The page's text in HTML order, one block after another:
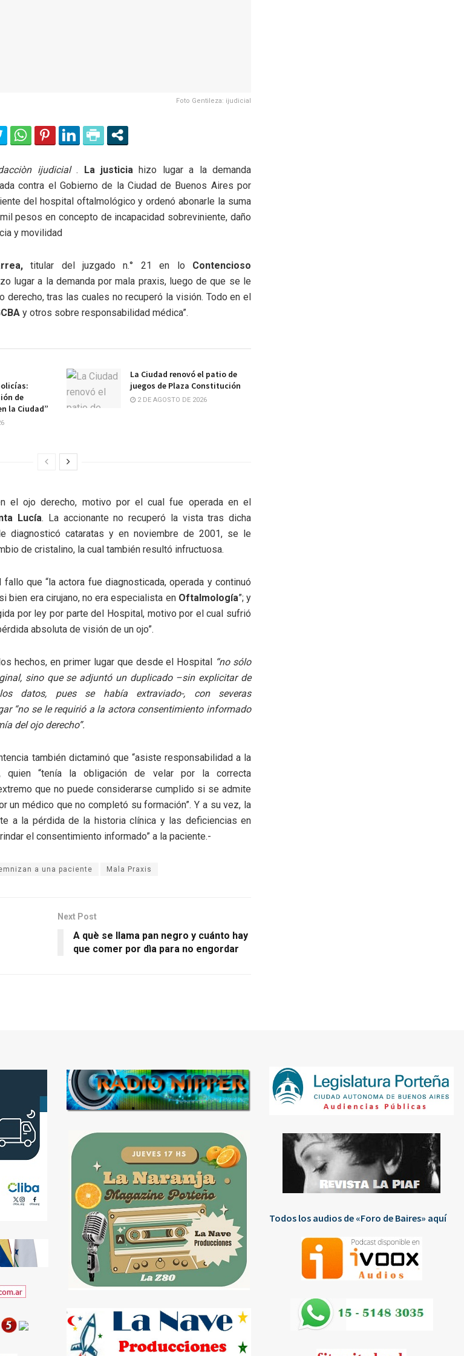
Foto Gentileza: ijudicial
ijudicial. La justicia hizo lugar a la demanda
contra el Gobierno de la Ciudad de Buenos Aires por
del hospital oftalmológico y ordenó abonarle la suma
pesos en concepto de incapacidad sobreviniente, daño
y movilidad
titular del juzgado n.° 21 en lo Contencioso
lugar a la demanda por mala praxis, luego de que se le
derecho, tras las cuales no recuperó la visión. Todo en el
y otros sobre responsabilidad médica”.
de
la Ciudad”
La Ciudad renovó el patio de
juegos de Plaza Constitución
2 DE AGOSTO DE 2026
el ojo derecho, motivo por el cual fue operada en el
Lucía. La accionante no recuperó la vista tras dicha
diagnosticó cataratas y en noviembre de 2001, se le
de cristalino, la cual también resultó infructuosa.
fallo que “la actora fue diagnosticada, operada y continuó
bien era cirujano, no era especialista en Oftalmología”; y
por ley por parte del Hospital, motivo por el cual sufrió
absoluta de visión de un ojo”.
hechos, en primer lugar que desde el Hospital
“no sólo
sino que se adjuntó un duplicado –sin explicitar de
datos, pues se había extraviado-, con severas
“no se le requirió a la actora consentimiento informado
del ojo derecho”.
también dictaminó que “asiste responsabilidad a la
quien “tenía la obligación de velar por la correcta
que no puede considerarse cumplido si se admite
un médico que no completó su formación”. Y a su vez, la
a la pérdida de la historia clínica y las deficiencias en
el consentimiento informado” a la paciente.-
a una paciente Mala Praxis
Next Post
A què se llama pan negro y cuánto hay
que comer por dìa para no engordar
Todos los audios de «Foro de Baires» aquí